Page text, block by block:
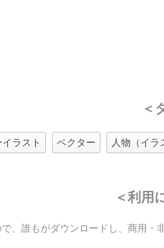
＜
ラスト ベクター 人物（イラ
＜利用
、誰もがダウンロードし、商用・